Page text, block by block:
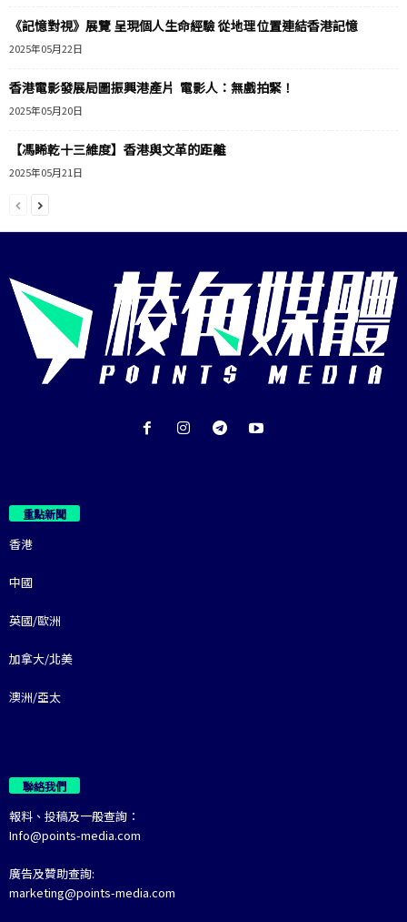
《記憶對視》展覽 呈現個人生命經驗 從地理位置連結香港記憶
2025年05月22日
香港電影發展局圖振興港產片 電影人：無戲拍緊！
2025年05月20日
【馮睎乾十三維度】香港與文革的距離
2025年05月21日
重點新聞
香港
中國
英國/歐洲
加拿大/北美
澳洲/亞太
聯絡我們
報料、投稿及一般查詢：
Info@points-media.com
廣告及贊助查詢:
marketing@points-media.com